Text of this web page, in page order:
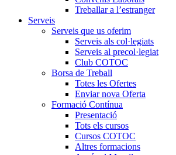
Treballar a l’estranger
Serveis
Serveis que us oferim
Serveis als col·legiats
Serveis al precol·legiat
Club COTOC
Borsa de Treball
Totes les Ofertes
Enviar nova Oferta
Formació Contínua
Presentació
Tots els cursos
Cursos COTOC
Altres formacions